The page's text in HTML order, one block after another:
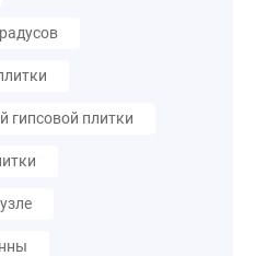
гипсовой плитки